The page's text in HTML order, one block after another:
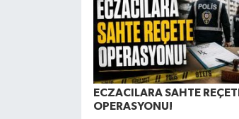
ECZACILARA SAHTE
OPERASYONU!